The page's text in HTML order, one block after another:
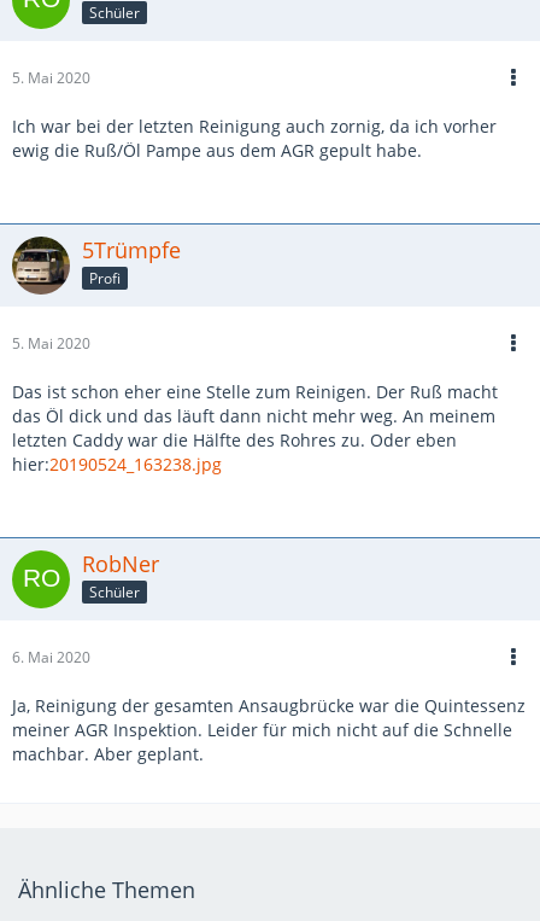
Schüler
5. Mai 2020
Ich war bei der letzten Reinigung auch zornig, da ich vorher
ewig die Ruß/Öl Pampe aus dem AGR gepult habe.
5Trümpfe
Profi
5. Mai 2020
Das ist schon eher eine Stelle zum Reinigen. Der Ruß macht
das Öl dick und das läuft dann nicht mehr weg. An meinem
letzten Caddy war die Hälfte des Rohres zu. Oder eben
hier:20190524_163238.jpg
RobNer
Schüler
6. Mai 2020
Ja, Reinigung der gesamten Ansaugbrücke war die Quintessenz
meiner AGR Inspektion. Leider für mich nicht auf die Schnelle
machbar. Aber geplant.
Ähnliche Themen